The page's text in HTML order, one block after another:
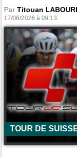
ParTitouan
17/06/2026 à 09:13.
TOUR DE